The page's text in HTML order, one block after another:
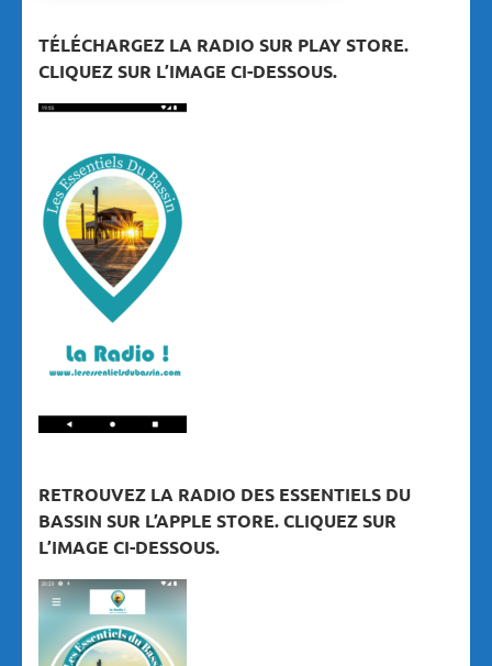
TÉLÉCHARGEZ LA RADIO SUR PLAY STORE.
CLIQUEZ SUR L’IMAGE CI-DESSOUS.
RETROUVEZ LA RADIO DES ESSENTIELS DU
BASSIN SUR L’APPLE STORE. CLIQUEZ SUR
L’IMAGE CI-DESSOUS.